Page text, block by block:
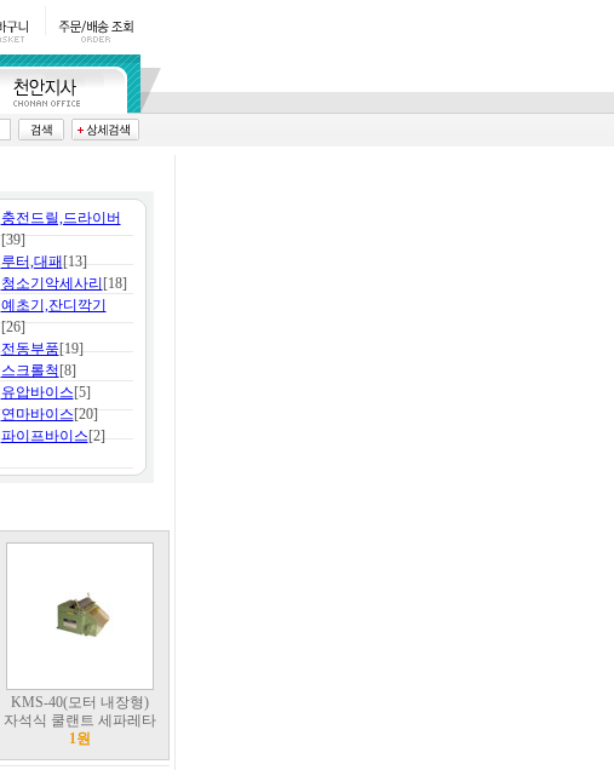
충전드릴,드라이버
[39]
루터,대패 [13]
청소기악세사리 [18]
예초기,잔디깍기
[26]
전동부품 [19]
스크롤척 [8]
유압바이스 [5]
연마바이스 [20]
파이프바이스 [2]
KMS-40(모터 내장형)
자석식 쿨랜트 세파레타
1원